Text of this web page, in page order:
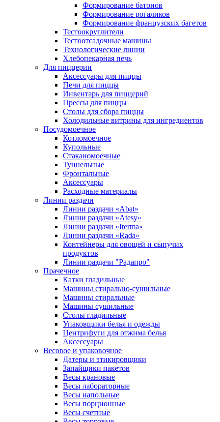
Формирование батонов
Формирование рогаликов
Формирование французских багетов
Тестоокруглители
Тестоотсадочные машины
Технологические линии
Хлебопекарная печь
Для пиццерии
Аксессуары для пиццы
Печи для пиццы
Инвентарь для пиццерий
Прессы для пиццы
Столы для сбора пиццы
Холодильные витрины для ингредиентов
Посудомоечное
Котломоечное
Купольные
Стаканомоечные
Туннельные
Фронтальные
Аксессуары
Расходные материалы
Линии раздачи
Линии раздачи «Abat»
Линии раздачи «Atesy»
Линии раздачи «Iterma»
Линии раздачи «Rada»
Контейнеры для овощей и сыпучих
продуктов
Линии раздачи "Радапро"
Прачечное
Катки гладильные
Машины стирально-сушильные
Машины стиральные
Машины сушильные
Столы гладильные
Упаковщики белья и одежды
Центрифуги для отжима белья
Аксессуары
Весовое и упаковочное
Датеры и этикировщики
Запайщики пакетов
Весы крановые
Весы лабораторные
Весы напольные
Весы порционные
Весы счетные